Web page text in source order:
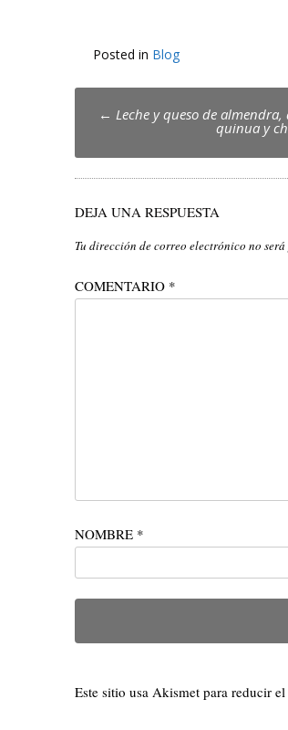
Posted in Blog
Post
← Leche y queso de
quinua y
DEJA UNA RESPUESTA
Tu dirección de correo electrónico no
COMENTARIO *
NOMBRE *
Este sitio usa Akismet para reducir el